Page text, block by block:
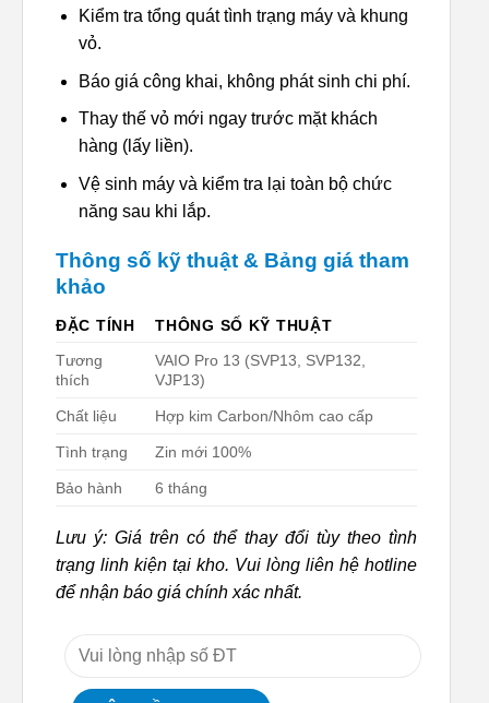
Kiểm tra tổng quát tình trạng máy và khung
vỏ.
Báo giá công khai, không phát sinh chi phí.
Thay thế vỏ mới ngay trước mặt khách
hàng (lấy liền).
Vệ sinh máy và kiểm tra lại toàn bộ chức
năng sau khi lắp.
Thông số kỹ thuật & Bảng giá tham
khảo
ĐẶC TÍNH
THÔNG SỐ KỸ THUẬT
Tương
thích
VAIO Pro 13 (SVP13, SVP132,
VJP13)
Chất liệu Hợp kim Carbon/Nhôm cao cấp
Tình trạng Zin mới 100%
Bảo hành 6 tháng
Lưu ý: Giá trên có thể thay đổi tùy theo tình
trạng linh kiện tại kho. Vui lòng liên hệ hotline
để nhận báo giá chính xác nhất.